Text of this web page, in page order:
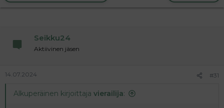
Seikku24
Aktiivinen jäsen
14.07.2024 #31
Alkuperäinen kirjoittaja vierailija: